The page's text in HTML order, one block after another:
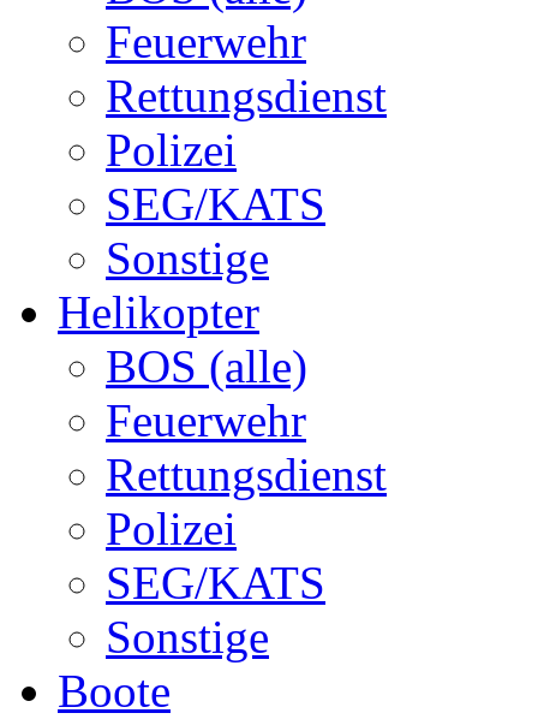
Feuerwehr
Rettungsdienst
Polizei
SEG/KATS
Sonstige
Helikopter
BOS (alle)
Feuerwehr
Rettungsdienst
Polizei
SEG/KATS
Sonstige
Boote